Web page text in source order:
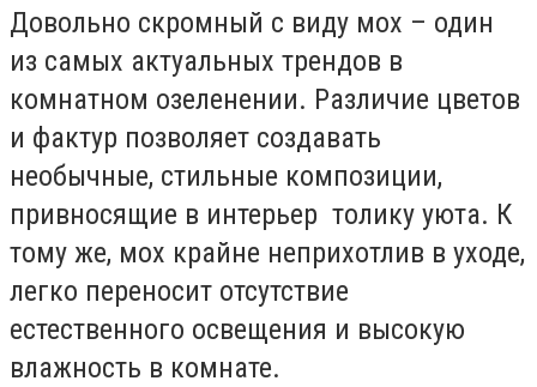
Довольно скромный с виду мох – один
из самых актуальных трендов в
комнатном озеленении. Различие цветов
и фактур позволяет создавать
необычные, стильные композиции,
привносящие в интерьер толику уюта. К
тому же, мох крайне неприхотлив в уходе,
легко переносит отсутствие
естественного освещения и высокую
влажность в комнате.